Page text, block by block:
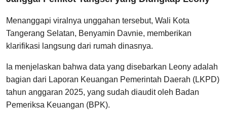
Menanggapi viralnya unggahan tersebut, Wali Kota
Tangerang Selatan, Benyamin Davnie, memberikan
klarifikasi langsung dari rumah dinasnya.
Ia menjelaskan bahwa data yang disebarkan Leony adalah
bagian dari Laporan Keuangan Pemerintah Daerah (LKPD)
tahun anggaran 2025, yang sudah diaudit oleh Badan
Pemeriksa Keuangan (BPK).